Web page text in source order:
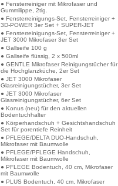
● Fensterreiniger mit Mikrofaser und
Gummilippe, 2tlg.
● Fensterreinigungs-Set, Fensterreiniger +
3D-POWER 3er Set + SUPER-JET
● Fensterreinigungs-Set, Fensterreiniger +
JET 3000 Mikrofaser 3er Set
● Gallseife 100 g
● Gallseife flüssig, 2 x 500ml
● GENTLE Mikrofaser Reinigungstücher für
die Hochglanzküche, 2er Set
● JET 3000 Mikrofaser
Glasreinigungstücher, 3er Set
● JET 3000 Mikrofaser
Glasreinigungstücher, 6er Set
● Konus (neu) für den aktuellen
Bodentuchhalter
● Körperhandschuh + Gesichtshandschuh
Set für porentiefe Reinheit
● PFLEGE/DELTA DUO-Handschuh,
Mikrofaser mit Baumwolle
● PFLEGE/PFLEGE Handschuh,
Mikrofaser mit Baumwolle
● PFLEGE Bodentuch, 40 cm, Mikrofaser
mit Baumwolle
● PLUS Bodentuch, 40 cm, Mikrofaser